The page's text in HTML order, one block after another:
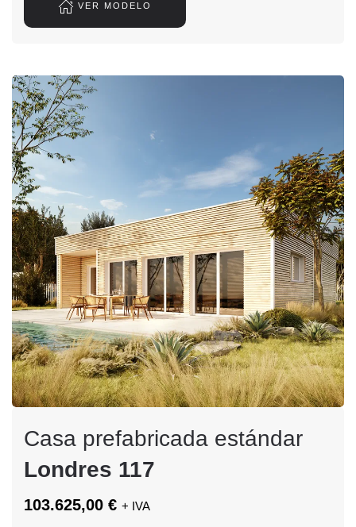
VER MODELO
Casa prefabricada estándar
Londres 117
103.625,00 € + IVA